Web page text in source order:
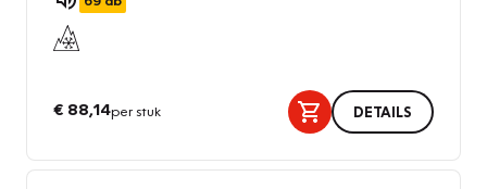
€ 88,14per stuk DETAILS